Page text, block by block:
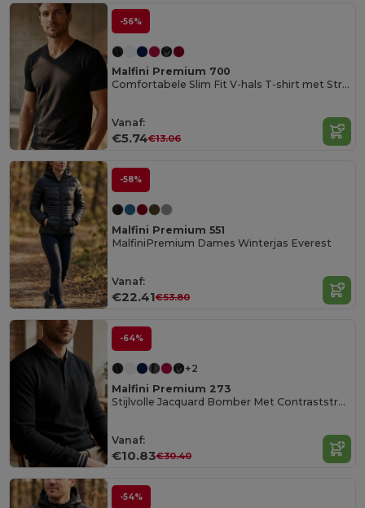
-56%
Malfini Premium 700
Comfortabele Slim Fit V-hals T-shirt met Stretch
Vanaf:
€5.74€13.06
-58%
Malfini Premium 551
MalfiniPremium Dames Winterjas Everest
Vanaf:
€22.41€53.80
-64%
+2
Malfini Premium 273
Stijlvolle Jacquard Bomber Met Contraststrepen
Vanaf:
€10.83€30.40
-54%